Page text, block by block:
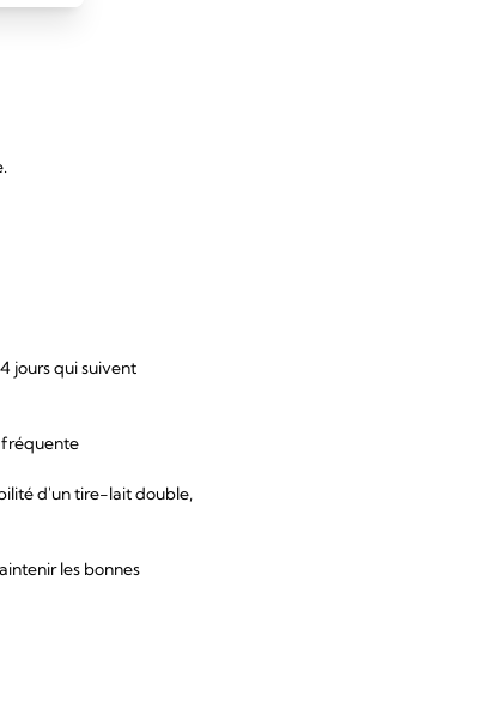
jours qui suivent
fréquente
d'un tire-lait double,
les bonnes